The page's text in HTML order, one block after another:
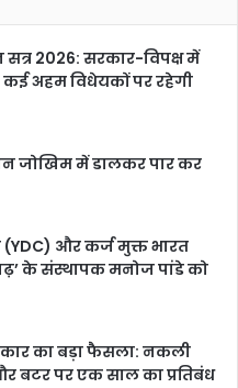
2026: सरकार-विपक्ष में
कई अहम विधेयकों पर रहेगी
जोखिम में डालकर पार कर
(YDC) और कर्ज मुक्त भारत
के संस्थापक मनोज पांडे को
का बड़ा फैसला: नकली
बटर पर एक साल का प्रतिबंध